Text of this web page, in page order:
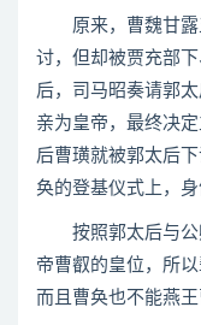
原来，曹魏甘露
讨，但却被贾充部
后，司马昭奏请郭
亲为皇帝，最终决
后曹璜就被郭太后
奂的登基仪式上，
按照郭太后与公
帝曹叡的皇位，所
而且曹奂也不能燕